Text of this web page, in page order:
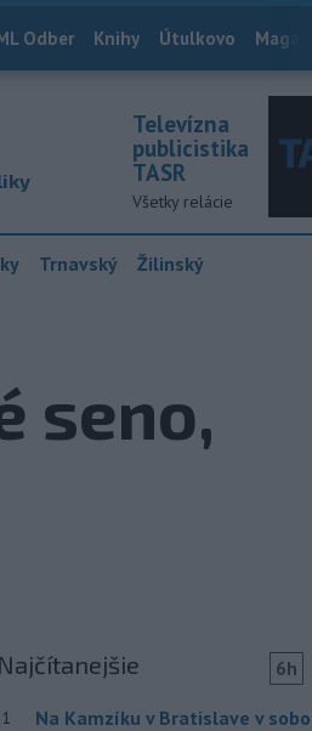
Odber Knihy Útulkovo
Televízna
publicistika
TASR
Všetky relácie
Trnavský Žilinský
seno,
Najčítanejšie 6h
1
Na Kamzíku v Bratislave v